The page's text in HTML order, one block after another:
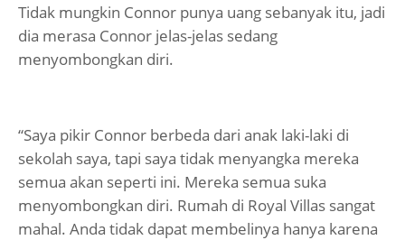
Tidak mungkin Connor punya uang sebanyak itu, jadi
dia merasa Connor jelas-jelas sedang
menyombongkan diri.
“Saya pikir Connor berbeda dari anak laki-laki di
sekolah saya, tapi saya tidak menyangka mereka
semua akan seperti ini. Mereka semua suka
menyombongkan diri. Rumah di Royal Villas sangat
mahal. Anda tidak dapat membelinya hanya karena